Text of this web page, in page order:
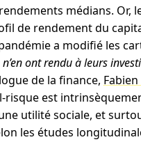
médians. Or,
de rendement du
a modifié les
ont rendu à leurs
de la finance,
risque est
utilité sociale, et
les études